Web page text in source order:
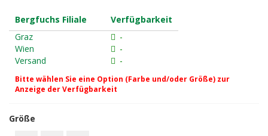
Bergfuchs Filiale
Verfügbarkeit
Graz
-
Wien
-
Versand
-
Bitte wählen Sie eine Option (Farbe und/oder Größe) zur
Anzeige der Verfügbarkeit
Größe